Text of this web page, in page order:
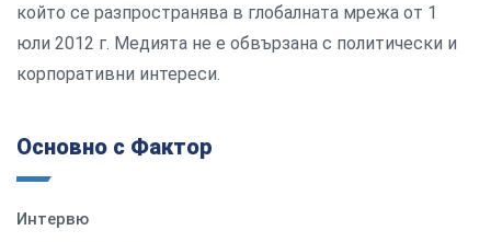
който се разпространява в глобалната мрежа от 1
юли 2012 г. Медията не е обвързана с политически и
корпоративни интереси.
Основно с Фактор
Интервю